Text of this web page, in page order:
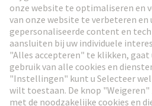
Ga naar registratie
Social Media